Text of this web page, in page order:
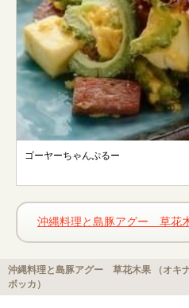
ゴーヤーちゃんぷるー
沖縄料理と島豚アグー 草花
沖縄料理と島豚アグー 草花木果 （オキ
ボッカ）